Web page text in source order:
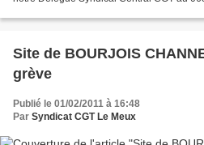
Site de BOURJOIS
grève
Publié le 01/02/2011 à 16:48
Par Syndicat CGT Le Meux